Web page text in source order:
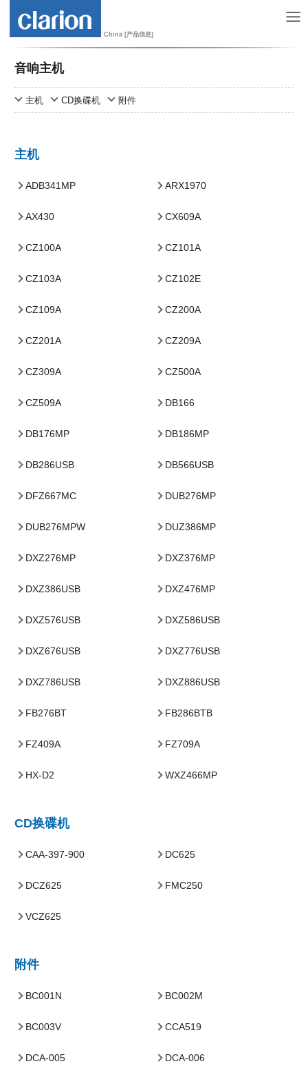
China [产品信息]
音响主机
主机 CD换碟机 附件
主机
ADB341MP ARX1970
AX430 CX609A
CZ100A CZ101A
CZ103A CZ102E
CZ109A CZ200A
CZ201A CZ209A
CZ309A CZ500A
CZ509A DB166
DB176MP DB186MP
DB286USB DB566USB
DFZ667MC DUB276MP
DUB276MPW DUZ386MP
DXZ276MP DXZ376MP
DXZ386USB DXZ476MP
DXZ576USB DXZ586USB
DXZ676USB DXZ776USB
DXZ786USB DXZ886USB
FB276BT FB286BTB
FZ409A FZ709A
HX-D2 WXZ466MP
CD换碟机
CAA-397-900 DC625
DCZ625 FMC250
VCZ625
附件
BC001N BC002M
BC003V CCA519
DCA-005 DCA-006